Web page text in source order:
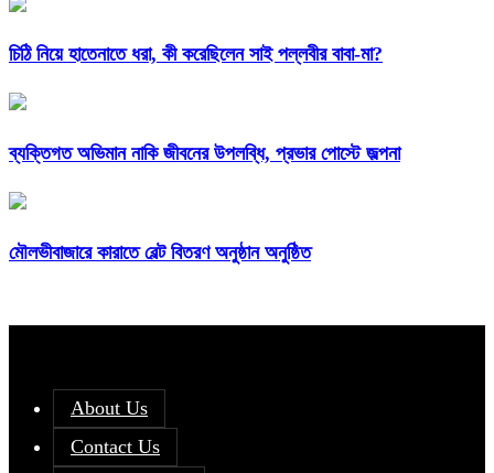
চিঠি নিয়ে হাতেনাতে ধরা, কী করেছিলেন সাই পল্লবীর বাবা-মা?
ব্যক্তিগত অভিমান নাকি জীবনের উপলব্ধি, প্রভার পোস্টে জল্পনা
মৌলভীবাজারে কারাতে বেল্ট বিতরণ অনুষ্ঠান অনুষ্ঠিত
About Us
Contact Us